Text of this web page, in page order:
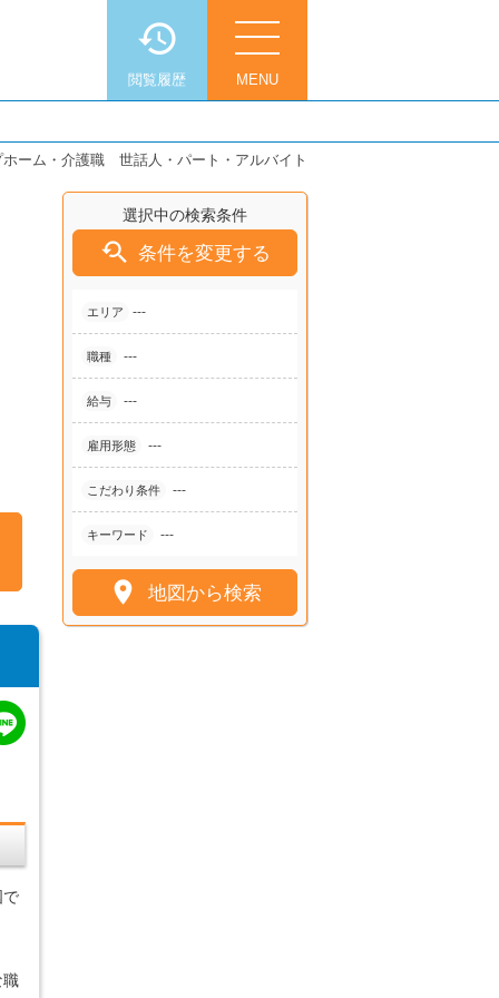
MENU
閲覧履歴
ホーム・介護職 世話人・パート・アルバイト
選択中の検索条件
 条件を変更する
エリア ---
職種 ---
給与 ---
雇用形態 ---
こだわり条件 ---
キーワード ---
 地図から検索
で
職